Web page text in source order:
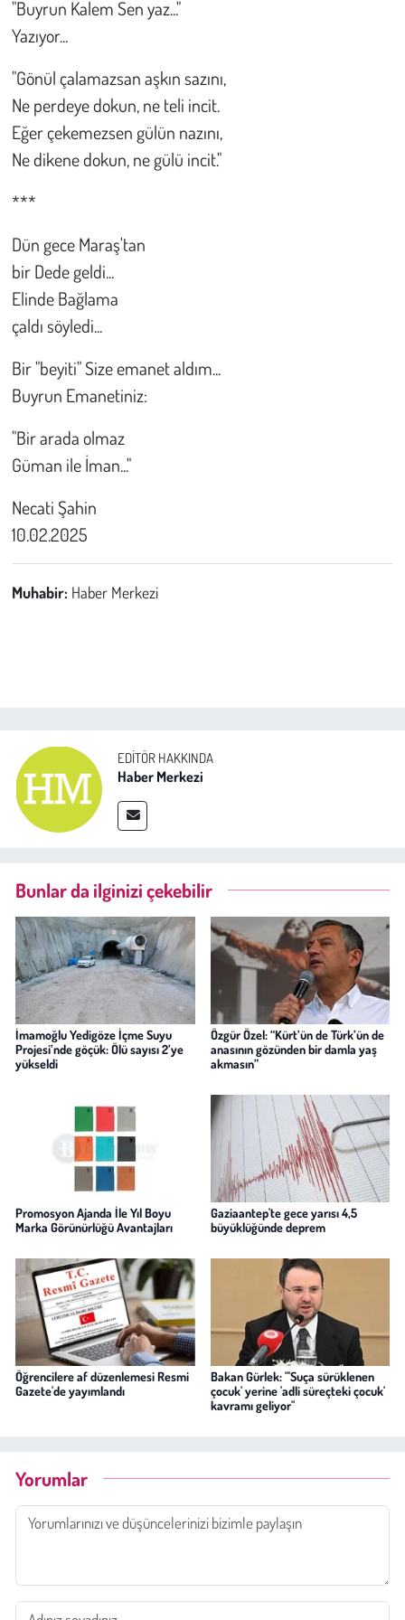
"Buyrun Kalem Sen yaz..."
Yazıyor...
"Gönül çalamazsan aşkın sazını,
Ne perdeye dokun, ne teli incit.
Eğer çekemezsen gülün nazını,
Ne dikene dokun, ne gülü incit."
***
Dün gece Maraş'tan
bir Dede geldi...
Elinde Bağlama
çaldı söyledi...
Bir "beyiti" Size emanet aldım...
Buyrun Emanetiniz:
"Bir arada olmaz
Güman ile İman..."
Necati Şahin
10.02.2025
Muhabir: Haber Merkezi
EDITÖR HAKKINDA
Haber Merkezi
Bunlar da ilginizi çekebilir
İmamoğlu Yedigöze İçme Suyu
Projesi’nde göçük: Ölü sayısı 2’ye
yükseldi
Özgür Özel: “Kürt’ün de Türk’ün de
anasının gözünden bir damla yaş
akmasın”
Promosyon Ajanda İle Yıl Boyu
Marka Görünürlüğü Avantajları
Gaziaantep'te gece yarısı 4,5
büyüklüğünde deprem
Öğrencilere af düzenlemesi Resmi
Gazete'de yayımlandı
Bakan Gürlek: "'Suça sürüklenen
çocuk' yerine 'adli süreçteki çocuk'
kavramı geliyor"
Yorumlar